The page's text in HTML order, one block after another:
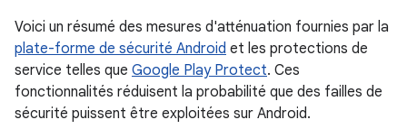
Voici un résumé des mesures d'atténuation fournies par la
plate-forme de sécurité Android et les protections de
service telles que Google Play Protect. Ces
fonctionnalités réduisent la probabilité que des failles de
sécurité puissent être exploitées sur Android.